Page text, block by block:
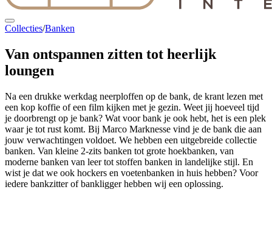
Collecties/Banken
Van ontspannen zitten tot heerlijk
loungen
Na een drukke werkdag neerploffen op de bank, de krant lezen met
een kop koffie of een film kijken met je gezin. Weet jij hoeveel tijd
je doorbrengt op je bank? Wat voor bank je ook hebt, het is een plek
waar je tot rust komt. Bij Marco Marknesse vind je de bank die aan
jouw verwachtingen voldoet. We hebben een uitgebreide collectie
banken. Van kleine 2-zits banken tot grote hoekbanken, van
moderne banken van leer tot stoffen banken in landelijke stijl. En
wist je dat we ook hockers en voetenbanken in huis hebben? Voor
iedere bankzitter of bankligger hebben wij een oplossing.